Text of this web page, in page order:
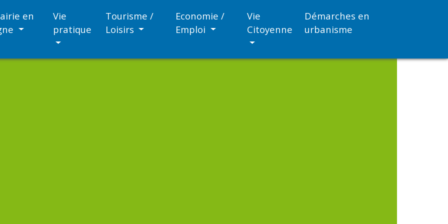
en
Vie
pratique
Tourisme /
Loisirs
Economie /
Emploi
Vie
Citoyenne
Démarches en
urbanisme